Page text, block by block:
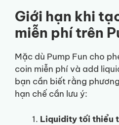
Giới hạn khi
miễn phí trên
Mặc dù Pump Fun cho
coin miễn phí và add
bạn cần biết rằng
hạn chế cần lưu ý:
Liquidity tối thiểu